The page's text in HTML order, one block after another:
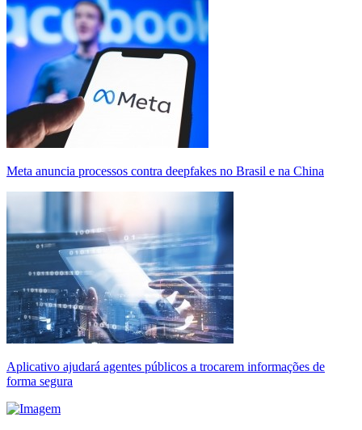
Meta anuncia processos contra deepfakes no Brasil e na China
Aplicativo ajudará agentes públicos a trocarem informações de
forma segura